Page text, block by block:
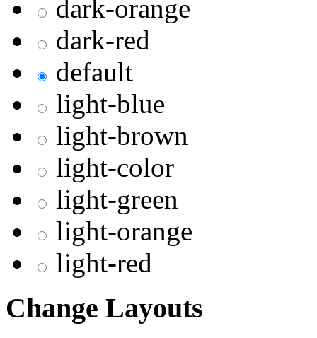
dark-orange
dark-red
default
light-blue
light-brown
light-color
light-green
light-orange
light-red
Change Layouts